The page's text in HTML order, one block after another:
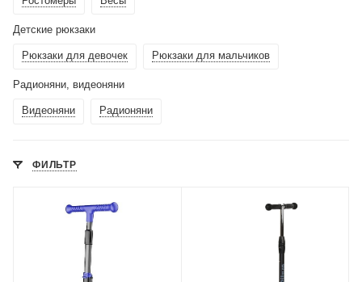
Детские рюкзаки
Рюкзаки для девочек Рюкзаки для мальчиков
Радионяни, видеоняни
Видеоняни Радионяни
ФИЛЬТР